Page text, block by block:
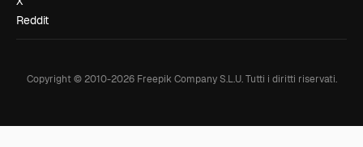
Reddit
Copyright © 2010-2026Freepik Company S.L.U. Tutti i diritti riservati.